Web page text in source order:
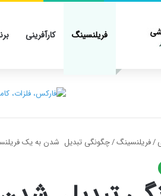
فریلنسینگ کارآفرینی
/فریلنسینگ/چگونگی تبدیل شدن به یک فریلنسر